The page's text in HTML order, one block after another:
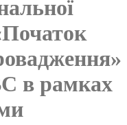
в рамках